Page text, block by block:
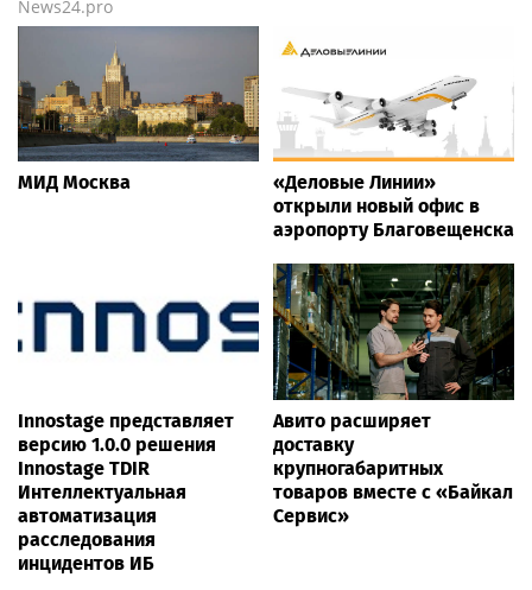
News24.pro
МИД Москва
«Деловые Линии»
открыли новый офис в
аэропорту Благовещенска
Innostage представляет
версию 1.0.0 решения
Innostage TDIR
Интеллектуальная
автоматизация
расследования
инцидентов ИБ
Авито расширяет
доставку
крупногабаритных
товаров вместе с «Байкал
Сервис»